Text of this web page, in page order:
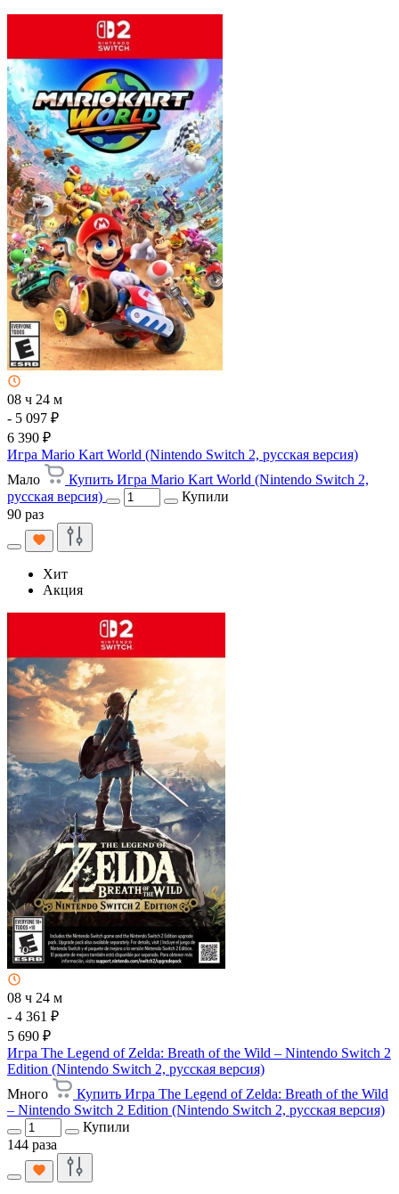
08 ч 24 м
- 5 097 ₽
6 390 ₽
Игра Mario Kart World (Nintendo Switch 2, русская версия)
Мало
Купить Игра Mario Kart World (Nintendo Switch 2,
русская версия)
Купили
90 раз
Хит
Акция
08 ч 24 м
- 4 361 ₽
5 690 ₽
Игра The Legend of Zelda: Breath of the Wild – Nintendo Switch 2
Edition (Nintendo Switch 2, русская версия)
Много
Купить Игра The Legend of Zelda: Breath of the Wild
– Nintendo Switch 2 Edition (Nintendo Switch 2, русская версия)
Купили
144 раза